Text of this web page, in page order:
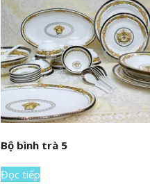
Bộ bình trà 5
Đọc tiếp